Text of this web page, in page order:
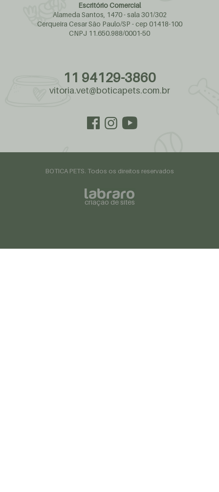
Escritório Comercial
Alameda Santos, 1470 - sala 301/302
Cerqueira Cesar São Paulo/SP - cep 01418-100
CNPJ 11.650.988/0001-50
11 94129-3860
vitoria.vet@boticapets.com.br
BOTICA PETS. Todos os direitos reservados
criação de sites